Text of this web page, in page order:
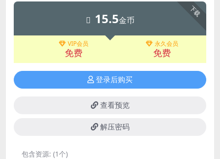
下载
15.5金币
VIP会员
免费
永久会员
免费
登录后购买
查看预览
解压密码
包含资源: (1个)